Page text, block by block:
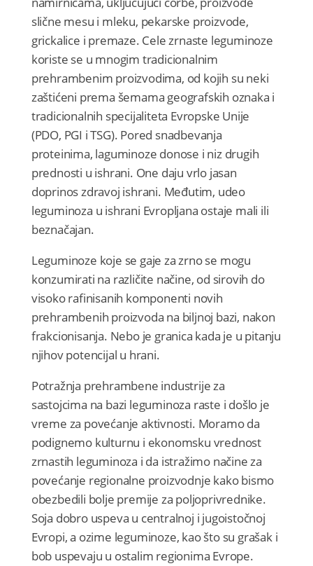
slične mesu i mleku, pekarske proizvode,
grickalice i premaze. Cele zrnaste leguminoze
koriste se u mnogim tradicionalnim
prehrambenim proizvodima, od kojih su neki
zaštićeni prema šemama geografskih oznaka i
tradicionalnih specijaliteta Evropske Unije
(PDO, PGI i TSG). Pored snadbevanja
proteinima, laguminoze donose i niz drugih
prednosti u ishrani. One daju vrlo jasan
doprinos zdravoj ishrani. Međutim, udeo
leguminoza u ishrani Evropljana ostaje mali ili
beznačajan.
Leguminoze koje se gaje za zrno se mogu
konzumirati na različite načine, od sirovih do
visoko rafinisanih komponenti novih
prehrambenih proizvoda na biljnoj bazi, nakon
frakcionisanja. Nebo je granica kada je u pitanju
njihov potencijal u hrani.
Potražnja prehrambene industrije za
sastojcima na bazi leguminoza raste i došlo je
vreme za povećanje aktivnosti. Moramo da
podignemo kulturnu i ekonomsku vrednost
zrnastih leguminoza i da istražimo načine za
povećanje regionalne proizvodnje kako bismo
obezbedili bolje premije za poljoprivrednike.
Soja dobro uspeva u centralnoj i jugoistočnoj
Evropi, a ozime leguminoze, kao što su grašak i
bob uspevaju u ostalim regionima Evrope.